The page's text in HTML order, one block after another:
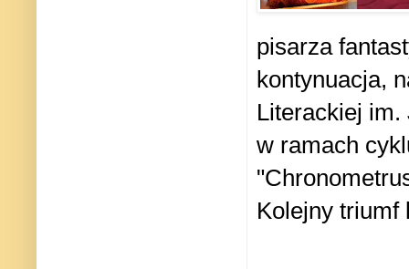
pisarza
kontynuacja,
Literackiej im.
w ramach
Kolejny triumf